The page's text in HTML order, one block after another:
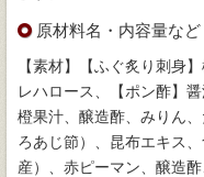
原材料名・内容量など
【素材】【ふぐ炙り刺身
レハロース、【ポン酢】
橙果汁、醸造酢、みりん
ろあじ節）、昆布エキス
産）、赤ピーマン、醸造